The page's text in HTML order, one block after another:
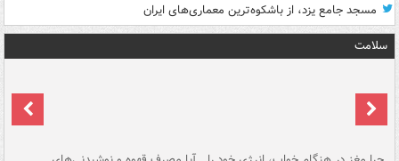
مسجد جامع یزد، از باشکوه‌ترین معماری‌های ایران
سلامت